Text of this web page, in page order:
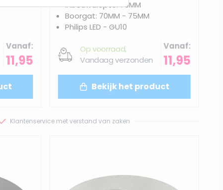
Vanaf
11,95
Inbouwdiepte: 70MM
Boorgat: 70MM - 75MM
Philips LED - GU10
Op voorraad,
Vandaag verzonden
Vanaf
11,95
Bekijk het product
Klantenservice met verstand van zaken